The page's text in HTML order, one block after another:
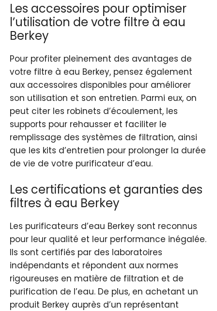
Les accessoires pour optimiser
l’utilisation de votre filtre à eau
Berkey
Pour profiter pleinement des avantages de
votre filtre à eau Berkey, pensez également
aux accessoires disponibles pour améliorer
son utilisation et son entretien. Parmi eux, on
peut citer les robinets d’écoulement, les
supports pour rehausser et faciliter le
remplissage des systèmes de filtration, ainsi
que les kits d’entretien pour prolonger la durée
de vie de votre purificateur d’eau.
Les certifications et garanties des
filtres à eau Berkey
Les purificateurs d’eau Berkey sont reconnus
pour leur qualité et leur performance inégalée.
Ils sont certifiés par des laboratoires
indépendants et répondent aux normes
rigoureuses en matière de filtration et de
purification de l’eau. De plus, en achetant un
produit Berkey auprès d’un représentant